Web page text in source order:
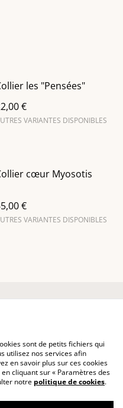
les "Pensées"
€
VARIANTES DISPONIBLES
cœur Myosotis
€
VARIANTES DISPONIBLES
sont de petits fichiers qui
utilisez nos services afin
en savoir plus sur ces cookies
cliquant sur « Paramètres des
notre politique de cookies.